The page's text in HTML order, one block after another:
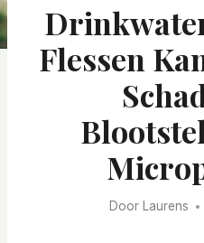
Flessen
Door Laurens